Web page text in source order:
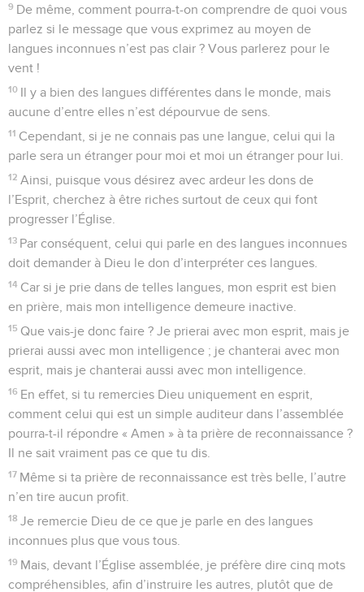
9 De même, comment pourra-t-on comprendre de quoi vous
parlez si le message que vous exprimez au moyen de
langues inconnues n’est pas clair ? Vous parlerez pour le
vent !
10 Il y a bien des langues différentes dans le monde, mais
aucune d’entre elles n’est dépourvue de sens.
11 Cependant, si je ne connais pas une langue, celui qui la
parle sera un étranger pour moi et moi un étranger pour lui.
12 Ainsi, puisque vous désirez avec ardeur les dons de
l’Esprit, cherchez à être riches surtout de ceux qui font
progresser l’Église.
13 Par conséquent, celui qui parle en des langues inconnues
doit demander à Dieu le don d’interpréter ces langues.
14 Car si je prie dans de telles langues, mon esprit est bien
en prière, mais mon intelligence demeure inactive.
15 Que vais-je donc faire ? Je prierai avec mon esprit, mais je
prierai aussi avec mon intelligence ; je chanterai avec mon
esprit, mais je chanterai aussi avec mon intelligence.
16 En effet, si tu remercies Dieu uniquement en esprit,
comment celui qui est un simple auditeur dans l’assemblée
pourra-t-il répondre « Amen » à ta prière de reconnaissance ?
Il ne sait vraiment pas ce que tu dis.
17 Même si ta prière de reconnaissance est très belle, l’autre
n’en tire aucun profit.
18 Je remercie Dieu de ce que je parle en des langues
inconnues plus que vous tous.
19 Mais, devant l’Église assemblée, je préfère dire cinq mots
compréhensibles, afin d’instruire les autres, plutôt que de